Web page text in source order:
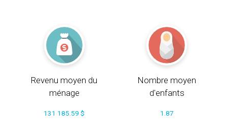
Revenu moyen du
ménage
131 185.59 $
Nombre moyen
d'enfants
1.87